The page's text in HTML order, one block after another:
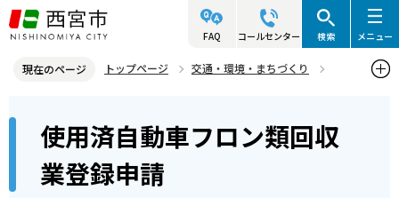
こ
の
ジ
頭
FAQ コールセンター 検索 メニュー
現在のページ トップページ
交通・環境・まちづくり
使用済自動車フロン類回収業登録申請
使用済自動車フロン類回収
業登録申請